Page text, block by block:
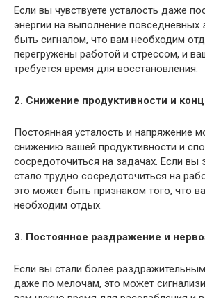
Если вы чувствуете усталость даже
энергии на выполнение повседневных
быть сигналом, что вам необходим
перегружены работой и стрессом, и
требуется время для восстановления.
2. Снижение продуктивности и
Постоянная усталость и напряжение
снижению вашей продуктивности и
сосредоточиться на задачах. Если вы
стало трудно сосредоточиться на
это может быть признаком того, что
необходим отдых.
3. Постоянное раздражение и
Если вы стали более
даже по мелочам, это может